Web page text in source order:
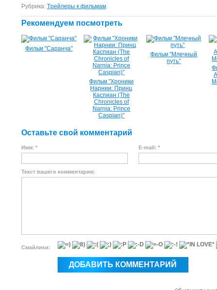
Рубрика: Tрейлеры к фильмам
Рекомендуем посмотреть
Фильм "Саранча"
Фильм "Хроники
Нарнии: Принц
Каспиан (The
Chronicles of
Narnia: Prince
Caspian)"
Фильм "Млечный
путь"
Оставьте свой комментарий
Имя: * E-mail: *
Текст вашего комментария:
Смайлики: